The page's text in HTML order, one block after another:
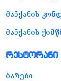
მანქანის
მანქანის
რესტორანი
ბარები